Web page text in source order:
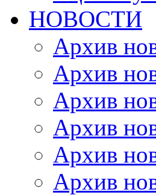
НОВОСТИ
Архив
Архив
Архив
Архив
Архив
Архив